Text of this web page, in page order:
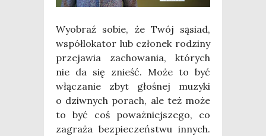
Wyobraź sobie, że Twój sąsiad,
współ­lo­ka­tor lub czło­nek rodzi­ny
prze­ja­wia zacho­wa­nia, któ­rych
nie da się znieść. Może to być
włą­cza­nie zbyt gło­śnej muzy­ki
o dziw­nych porach, ale też może
to być coś poważ­niej­sze­go, co
zagra­ża bez­pie­czeń­stwu innych.